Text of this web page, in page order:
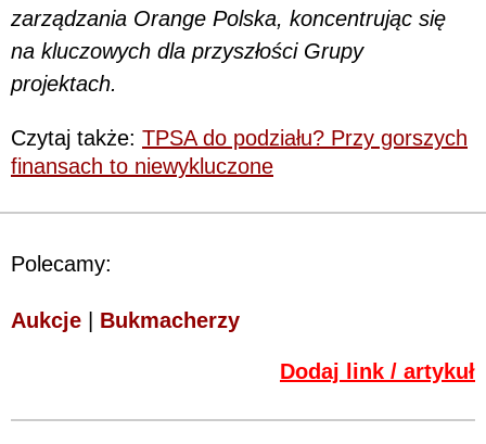
zarządzania Orange Polska, koncentrując się
na kluczowych dla przyszłości Grupy
projektach.
Czytaj także: TPSA do podziału? Przy gorszych
finansach to niewykluczone
Polecamy:
Aukcje Bukmacherzy
Dodaj link / artykuł